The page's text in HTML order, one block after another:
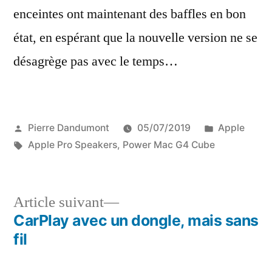
enceintes ont maintenant des baffles en bon
état, en espérant que la nouvelle version ne se
désagrège pas avec le temps…
Publié
par
Pierre Dandumont 05/07/2019
Publié
Apple
Étiquettes :
Apple Pro Speakers, Power Mac G4 Cube
Navigation
Article suivant
Article
suivant :
CarPlay avec un dongle, mais sans
fil